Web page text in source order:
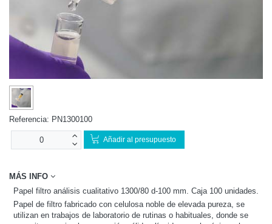
Referencia: PN1300100
Añadir al presupuesto
MÁS INFO
Papel filtro análisis cualitativo 1300/80 d-100 mm. Caja 100 unidades.
Papel de filtro fabricado con celulosa noble de elevada pureza, se
utilizan en trabajos de laboratorio de rutinas o habituales, donde se